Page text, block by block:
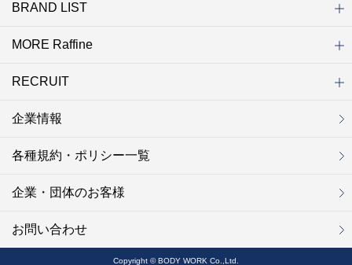
ニュース一覧
お知らせ
オープン
クローズ
リニューアル
その他
BRAND LIST
ブランド一覧
ラフィネ
グランラフィネ
バダンバルー
ラフィネプリュス
プチラフィネ
整体ナチュラルボディ
トータルセラピー
フットデザイン
REFLE（リフレ）
Raffine TOKYO
ラフィネ ランニングスタイル
MORE Raffine
MORE Raffine
ラフィネのこだわり
ラフィネのひみつ
お得で便利なサービス
ラフィネギフト
ラフィネグループアスリート
RECRUIT
セラピスト採用
新卒採用
研修サイト
NOWON!!
企業情報
各種規約・ポリシー一覧
企業・団体のお客様
お問い合わせ
Copyright © BODY WORK Co.,Ltd.